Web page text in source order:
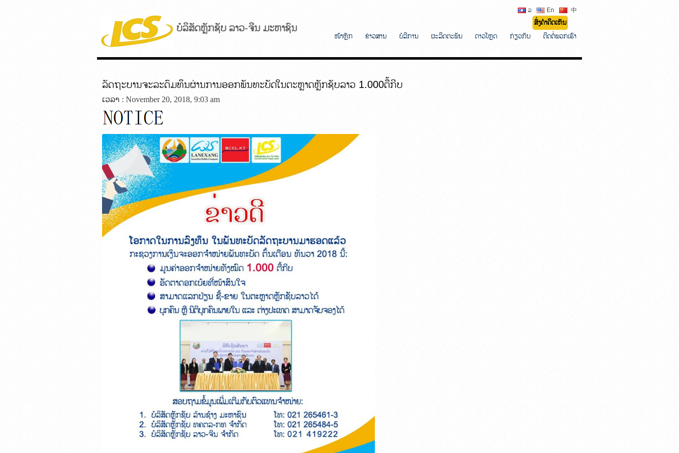
ບໍລິສັດຫຼັກຊັບ ລາວ-ຈີນ ມະຫາຊົນ
ລ En 中
ສົ່ງຄຳຄິດເຫັນ
ໜ້າຫຼັກ ຂ່າວສານ ບໍລິການ ຜະລິດຕະພັນ ດາວໂຫຼດ ກ່ຽວກັບ ຕິດຕໍ່ພວກເຮົາ
ລັດຖະບານຈະລະດົມທຶນຜ່ານການອອກພັນທະບັດໃນຕະຫຼາດຫຼັກຊັບລາວ 1.000ຕື້ກີບ
ເວລາ : November 20, 2018, 9:03 am